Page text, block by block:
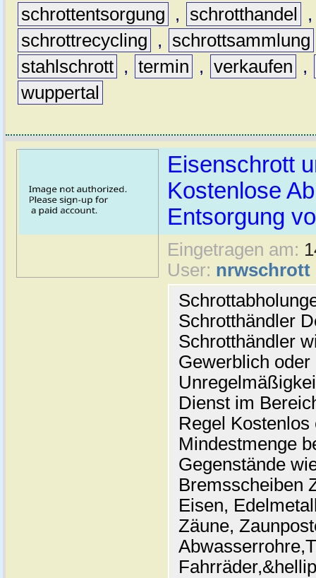
schrottentsorgung , schrotthandel
schrottrecycling
, schrottsammlung
stahlschrott , termin , verkaufen
,
wuppertal
Eisenschrott
Kostenlose
Entsorgung
Eingetragen am:
User: nrwschrott
Schrotthändler
Schrotthändler
Gewerblich
Dienst im
Regel
Mindestmenge
Gegenstände
Bremsscheiben
Eisen,
Zäune,